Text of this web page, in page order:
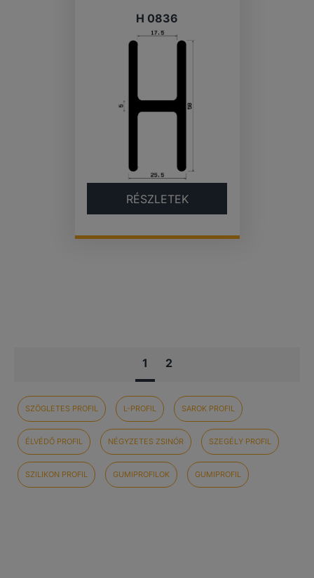
H 0836
RÉSZLETEK
1 2
SZÖGLETES PROFIL L-PROFIL SAROK PROFIL
ÉLVÉDŐ PROFIL NÉGYZETES ZSINÓR SZEGÉLY PROFIL
SZILIKON PROFIL GUMIPROFILOK GUMIPROFIL